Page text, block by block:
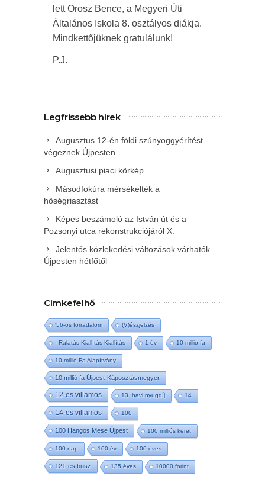
lett Orosz Bence, a Megyeri Úti
Általános Iskola 8. osztályos diákja.
Mindkettőjüknek gratulálunk!
P.J.
Legfrissebb hírek
Augusztus 12-én földi szúnyoggyérítést
végeznek Újpesten
Augusztusi piaci körkép
Másodfokúra mérsékelték a
hőségriasztást
Képes beszámoló az István út és a
Pozsonyi utca rekonstrukciójáról X.
Jelentős közlekedési változások várhatók
Újpesten hétfőtől
Címkefelhő
'56-os forradalom (V)észjelzés
- Rálátás Kiállítás Kiállítás 1 év 10 millió fa
10 millió Fa Alapítvány
10 millió fa Újpest-Káposztásmegyer
12-es villamos 13. havi nyugdíj 14
14-es villamos 100
100 Hangos Mese Újpest 100 milliós keret
100 nap 100 év 100 éves
121-es busz 135 éves 10000 forint